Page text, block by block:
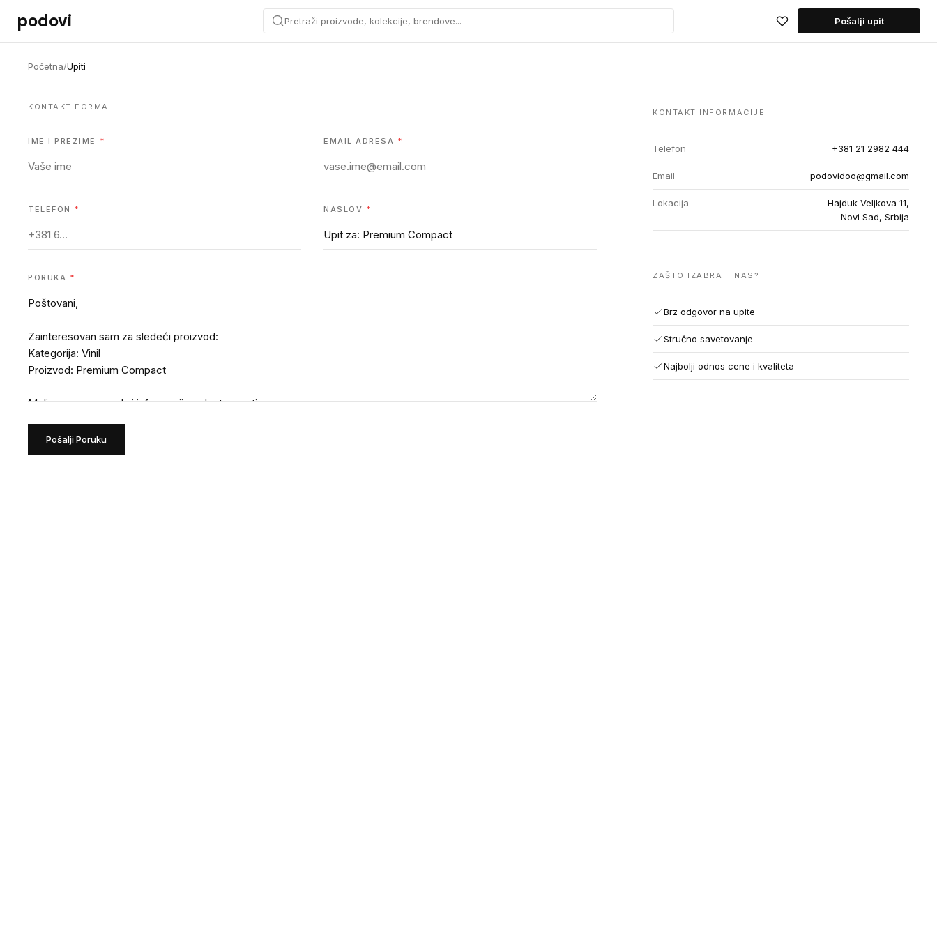
Preskoči na sadržaj
podovi Pretraži proizvode, kolekcije, brendove... Pošalji upit
Početna/Upiti
KONTAKT FORMA
IME I PREZIME * EMAIL ADRESA *
TELEFON * NASLOV *
PORUKA *
Pošalji Poruku
KONTAKT INFORMACIJE
Telefon +381 21 2982 444
Email podovidoo@gmail.com
Lokacija
Hajduk Veljkova 11,
Novi Sad, Srbija
ZAŠTO IZABRATI NAS?
Brz odgovor na upite
Stručno savetovanje
Najbolji odnos cene i kvaliteta